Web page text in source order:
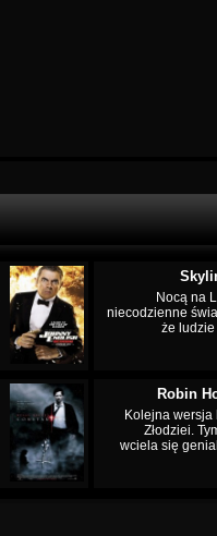
Nocą na
niecodzienne
że
Robin
Kolejna wersja
Złodziei.
wciela się